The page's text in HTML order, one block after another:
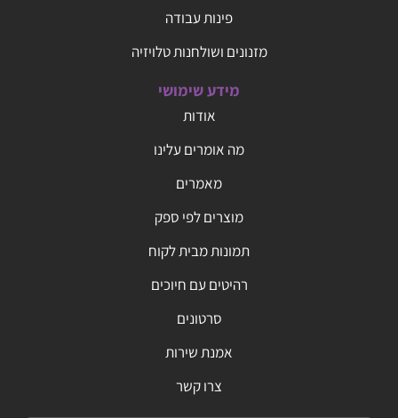
פינות עבודה
מזנונים ושולחנות טלויזיה
מידע שימושי
אודות
מה אומרים עלינו
מאמרים
מוצרים לפי ספק
תמונות מבית לקוח
רהיטים עם חיוכים
סרטונים
אמנת שירות
צרו קשר